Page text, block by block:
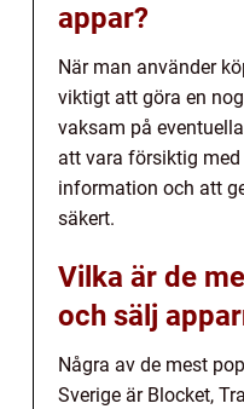
appar?
När man använder
viktigt att göra en
vaksam på
att vara försiktig
information och att
säkert.
Vilka är de
och sälj
Några av de mest
Sverige är Blocket,